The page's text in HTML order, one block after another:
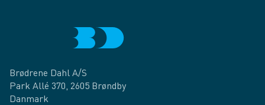
Brødrene Dahl A/S
Park Allé 370, 2605 Brøndby
Danmark